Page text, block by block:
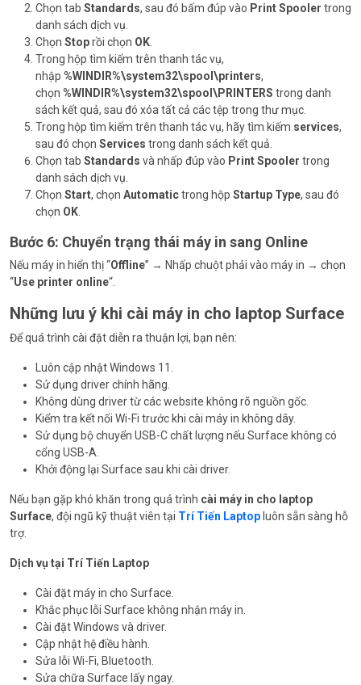
Chọn tab Standards, sau đó bấm đúp vào Print Spooler trong
danh sách dịch vụ.
Chọn Stoprồi chọn OK
Trong hộp tìm kiếm trên thanh tác vụ,
nhập %WINDIR%\system32\spool\printers,
chọn %WINDIR%\system32\spool\PRINTERS trong danh
sách kết quả, sau đó xóa tất cả các tệp trong thư mục.
Trong hộp tìm kiếm trên thanh tác vụ, hãy tìm kiếm services,
sau đó chọn Services trong danh sách kết quả.
Chọn tab Standards và nhấp đúp vào Print Spooler trong
danh sách dịch vụ.
Chọn Start, chọn Automatictrong hộp Startup Type, sau đó
chọn OK
Bước 6: Chuyển trạng thái máy in sang Online
Nếu máy in hiển thị “Offline” → Nhấp chuột phải vào máy in → chọn
“Use printer online“.
Những lưu ý khi cài máy in cho laptop Surface
Để quá trình cài đặt diễn ra thuận lợi, bạn nên:
Luôn cập nhật Windows 11.
Sử dụng driver chính hãng.
Không dùng driver từ các website không rõ nguồn gốc.
Kiểm tra kết nối Wi-Fi trước khi cài máy in không dây.
Sử dụng bộ chuyển USB-C chất lượng nếu Surface không có
cổng USB-A.
Khởi động lại Surface sau khi cài driver.
Nếu bạn gặp khó khăn trong quá trình cài máy in cho laptop
Surface, đội ngũ kỹ thuật viên tại Trí Tiến Laptopluôn sẵn sàng hỗ
trợ.
Dịch vụ tại Trí Tiến Laptop
Cài đặt máy in cho Surface.
Khắc phục lỗi Surface không nhận máy in.
Cài đặt Windows và driver.
Cập nhật hệ điều hành.
Sửa lỗi Wi-Fi, Bluetooth.
Sửa chữa Surface lấy ngay.